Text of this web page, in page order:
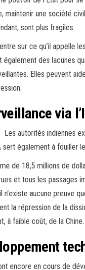
maintenir une société
sont plus fragiles.
sur ce qu’il appelle
des lacunes
Elles peuvent
via
autorités indiennes
sert également à fouiller
de 18,5 millions de
et tous les passages
n’existe aucune preuve
la répression de la
à faible coût, de la Chine.
encore en cours de